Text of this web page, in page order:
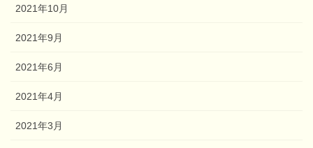
2021年10月
2021年9月
2021年6月
2021年4月
2021年3月